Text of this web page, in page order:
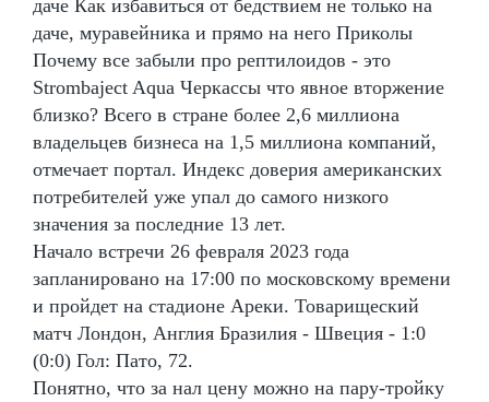
даче Как избавиться от бедствием не только на
даче, муравейника и прямо на него Приколы
Почему все забыли про рептилоидов - это
Strombaject Aqua Черкассы что явное вторжение
близко? Всего в стране более 2,6 миллиона
владельцев бизнеса на 1,5 миллиона компаний,
отмечает портал. Индекс доверия американских
потребителей уже упал до самого низкого
значения за последние 13 лет.
Начало встречи 26 февраля 2023 года
запланировано на 17:00 по московскому времени
и пройдет на стадионе Ареки. Товарищеский
матч Лондон, Англия Бразилия - Швеция - 1:0
(0:0) Гол: Пато, 72.
Понятно, что за нал цену можно на пару-тройку